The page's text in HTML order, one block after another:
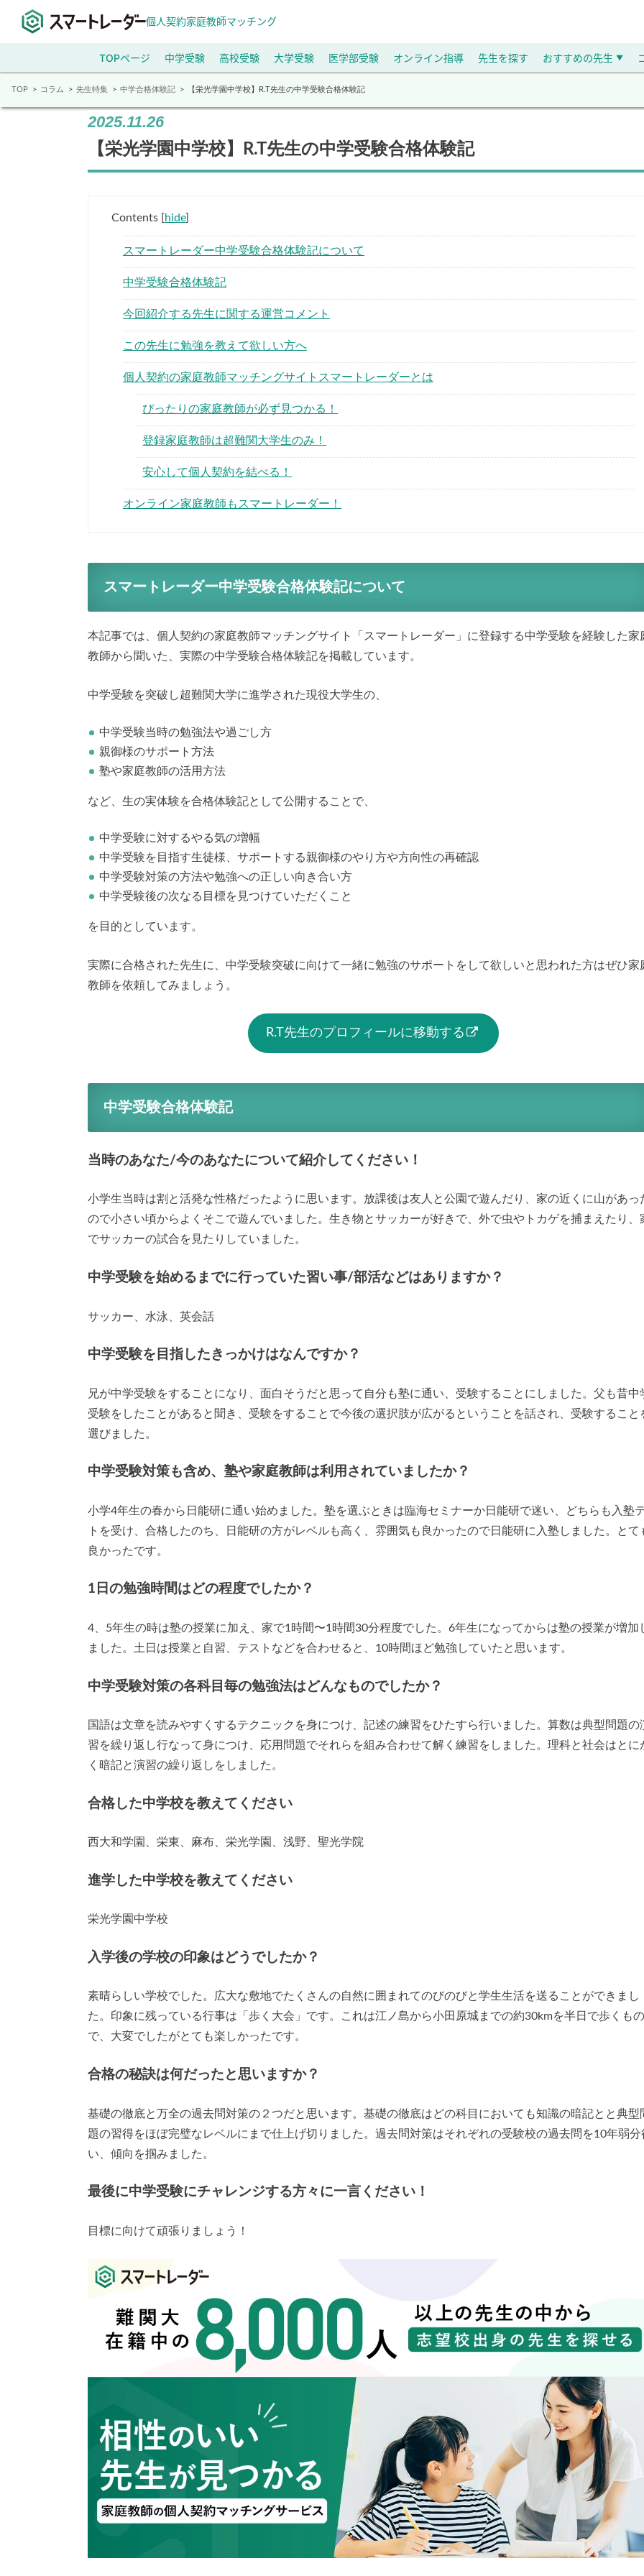
個人契約家庭教師マッチング
TOPページ 中学受験 高校受験 大学受験 医学部受験 オンライン指導 先生を探す おすすめの先生 ▼
TOP コラム 先生特集 中学合格体験記 【栄光学園中学校】R.T先生の中学受験合格体験記
2025.11.26
【栄光学園中学校】R.T先生の中学受験合格体験記
Contents [hide]
スマートレーダー中学受験合格体験記について
中学受験合格体験記
今回紹介する先生に関する運営コメント
この先生に勉強を教えて欲しい方へ
個人契約の家庭教師マッチングサイトスマートレーダーとは
ぴったりの家庭教師が必ず見つかる！
登録家庭教師は超難関大学生のみ！
安心して個人契約を結べる！
オンライン家庭教師もスマートレーダー！
スマートレーダー中学受験合格体験記について
本記事では、個人契約の家庭教師マッチングサイト「スマートレーダー」に登録する中学受験を経験した家
教師から聞いた、実際の中学受験合格体験記を掲載しています。
中学受験を突破し超難関大学に進学された現役大学生の、
中学受験当時の勉強法や過ごし方
親御様のサポート方法
塾や家庭教師の活用方法
など、生の実体験を合格体験記として公開することで、
中学受験に対するやる気の増幅
中学受験を目指す生徒様、サポートする親御様のやり方や方向性の再確認
中学受験対策の方法や勉強への正しい向き合い方
中学受験後の次なる目標を見つけていただくこと
を目的としています。
実際に合格された先生に、中学受験突破に向けて一緒に勉強のサポートをして欲しいと思われた方はぜひ家
教師を依頼してみましょう。
R.T先生のプロフィールに移動する
中学受験合格体験記
当時のあなた/今のあなたについて紹介してください！
小学生当時は割と活発な性格だったように思います。放課後は友人と公園で遊んだり、家の近くに山があっ
ので小さい頃からよくそこで遊んでいました。生き物とサッカーが好きで、外で虫やトカゲを捕まえたり、
でサッカーの試合を見たりしていました。
中学受験を始めるまでに行っていた習い事/部活などはありますか？
サッカー、水泳、英会話
中学受験を目指したきっかけはなんですか？
兄が中学受験をすることになり、面白そうだと思って自分も塾に通い、受験することにしました。父も昔中
受験をしたことがあると聞き、受験をすることで今後の選択肢が広がるということを話され、受験すること
選びました。
中学受験対策も含め、塾や家庭教師は利用されていましたか？
小学4年生の春から日能研に通い始めました。塾を選ぶときは臨海セミナーか日能研で迷い、どちらも入塾
トを受け、合格したのち、日能研の方がレベルも高く、雰囲気も良かったので日能研に入塾しました。とて
良かったです。
1日の勉強時間はどの程度でしたか？
4、5年生の時は塾の授業に加え、家で1時間〜1時間30分程度でした。6年生になってからは塾の授業が増加
ました。土日は授業と自習、テストなどを合わせると、10時間ほど勉強していたと思います。
中学受験対策の各科目毎の勉強法はどんなものでしたか？
国語は文章を読みやすくするテクニックを身につけ、記述の練習をひたすら行いました。算数は典型問題の
習を繰り返し行なって身につけ、応用問題でそれらを組み合わせて解く練習をしました。理科と社会はとに
く暗記と演習の繰り返しをしました。
合格した中学校を教えてください
西大和学園、栄東、麻布、栄光学園、浅野、聖光学院
進学した中学校を教えてください
栄光学園中学校
入学後の学校の印象はどうでしたか？
素晴らしい学校でした。広大な敷地でたくさんの自然に囲まれてのびのびと学生生活を送ることができまし
た。印象に残っている行事は「歩く大会」です。これは江ノ島から小田原城までの約30kmを半日で歩くもの
で、大変でしたがとても楽しかったです。
合格の秘訣は何だったと思いますか？
基礎の徹底と万全の過去問対策の２つだと思います。基礎の徹底はどの科目においても知識の暗記とと典型
題の習得をほぼ完璧なレベルにまで仕上げ切りました。過去問対策はそれぞれの受験校の過去問を10年弱分
い、傾向を掴みました。
最後に中学受験にチャレンジする方々に一言ください！
目標に向けて頑張りましょう！